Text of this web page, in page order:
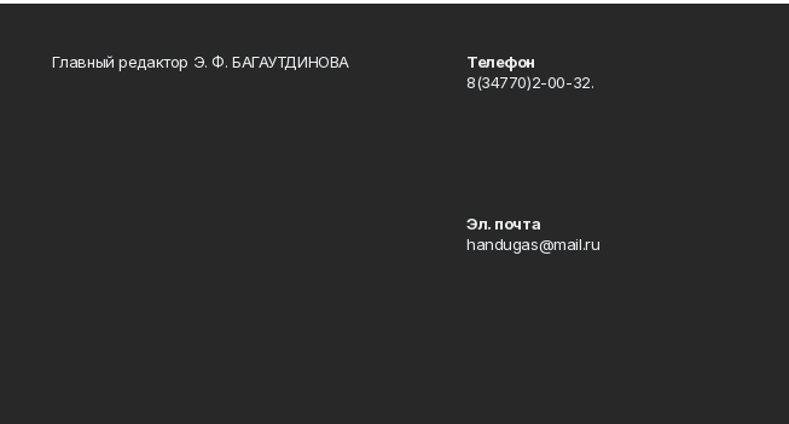
Главный редактор Э. Ф. БАГАУТДИНОВА
Телефон
8(34770)2-00-32.
Эл. почта
handugas@mail.ru